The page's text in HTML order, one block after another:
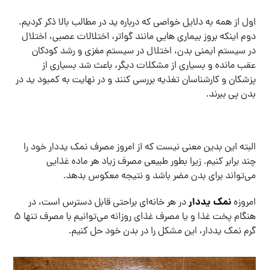
اول از همه به دلایل خواصی که درباره ید در مطالب بالا ذکر کردیم.
دوم اینکه بروز بیماری هایی مانند گواتر، اختلالات عصبی، اختلال
در سیستم ایمنی بدن، اختلال در سیستم مغزی و رشد کودکان
عقب مانده و بسیاری از مشکلات دیگر، باعث شد بسیاری از
پزشکان و کارشناسان تغذیه بررسی کنند و در نهایت به کمبود ید در
بدن پی ببرند.
البته این بدین معنی نیست که از امروز مصرف نمک یددار خود را
چند برابر کنیم. زیرا بطور طبیعی مصرف زیاد هر ماده غذایی
می‌تواند برای بدن مضر باشد و نتیجه معکوس بدهد.
امروزهنمک یدداردر هر خانه‌ای براحتی قابل دسترس است، در
هنگام پخت غذا و یا مصرف غذای روزانه می‌توانیم با مصرف تنها 5
گرم نمک یددار، این مشکل را در بدن خود حل کنیم.